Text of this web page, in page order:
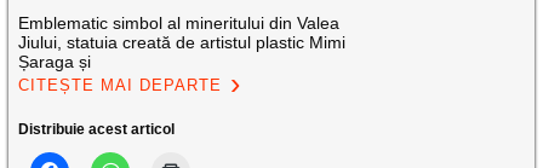
Emblematic simbol al mineritului din Valea
Jiului, statuia creată de artistul plastic Mimi
Șaraga și
CITEȘTE MAI DEPARTE
Distribuie acest articol